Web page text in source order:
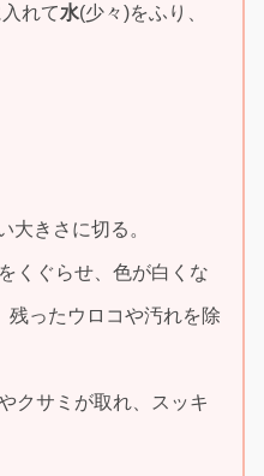
れて水(少々)をふり、
大きさに切る。
をくぐらせ、色が白くな
残ったウロコや汚れを除
サミが取れ、スッキ